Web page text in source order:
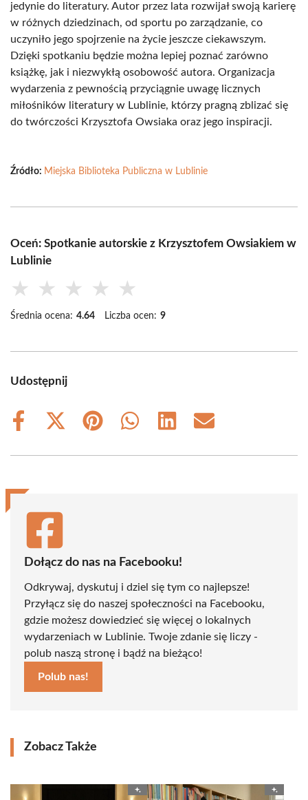
jedynie do literatury. Autor przez lata rozwijał swoją karierę
w różnych dziedzinach, od sportu po zarządzanie, co
uczyniło jego spojrzenie na życie jeszcze ciekawszym.
Dzięki spotkaniu będzie można lepiej poznać zarówno
książkę, jak i niezwykłą osobowość autora. Organizacja
wydarzenia z pewnością przyciągnie uwagę licznych
miłośników literatury w Lublinie, którzy pragną zblizać się
do twórczości Krzysztofa Owsiaka oraz jego inspiracji.
Źródło: Miejska Biblioteka Publiczna w Lublinie
Oceń: Spotkanie autorskie z Krzysztofem Owsiakiem w
Lublinie
★ ★ ★ ★ ★
Średnia ocena: 4.64 Liczba ocen: 9
Udostępnij
Share
Share
(Twitter)
Share
Share
Share
Share
Dołącz do nas na Facebooku!
Odkrywaj, dyskutuj i dziel się tym co najlepsze!
Przyłącz się do naszej społeczności na Facebooku,
gdzie możesz dowiedzieć się więcej o lokalnych
wydarzeniach w Lublinie. Twoje zdanie się liczy -
polub naszą stronę i bądź na bieżąco!
Polub nas!
Zobacz Także